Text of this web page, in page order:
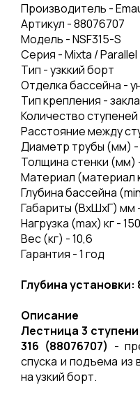
Производитель -
Артикул - 88076707
Модель - NSF315-S
Серия - Mixta / Parallel
Тип - узккий борт
Отделка бассейна -
Тип крепления -
Количество
Расстояние между
Диаметр трубы (мм) -
Толщина стенки (мм)
Материал (материал
Глубина бассейна
Габариты (ВхШхГ) мм
Нагрузка (mах) кг - 150
Вес (кг) - 10,6
Гарантия - 1 год
Глубина установки:
Описание
Лестница 3 ступени
316 (88076707) -
спуска и подъема из
на узкий борт.